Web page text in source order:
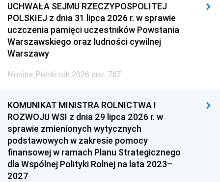
UCHWAŁA SEJMU RZECZYPOSPOLITEJ
POLSKIEJ z dnia 31 lipca 2026 r. w sprawie
uczczenia pamięci uczestników Powstania
Warszawskiego oraz ludności cywilnej
Warszawy
Monitor Polski rok 2026 poz. 767
KOMUNIKAT MINISTRA ROLNICTWA I
ROZWOJU WSI z dnia 29 lipca 2026 r. w
sprawie zmienionych wytycznych
podstawowych w zakresie pomocy
finansowej w ramach Planu Strategicznego
dla Wspólnej Polityki Rolnej na lata 2023–
2027